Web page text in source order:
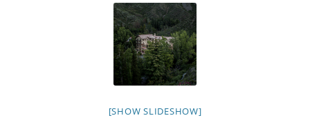
[SHOW SLIDESHOW]